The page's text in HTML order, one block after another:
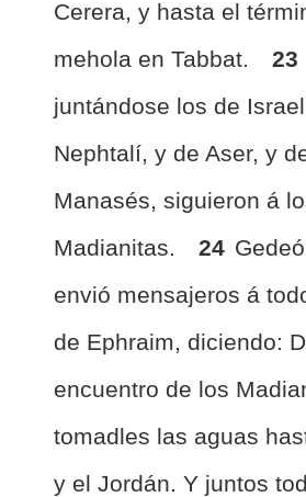
Cerera, y hasta el
mehola en Tabbat.
23
juntándose los de
Nephtalí, y de Aser, y
Manasés, siguieron á
Madianitas.
24
envió mensajeros á
de Ephraim, diciendo:
encuentro de los
tomadles las aguas
y el Jordán. Y juntos